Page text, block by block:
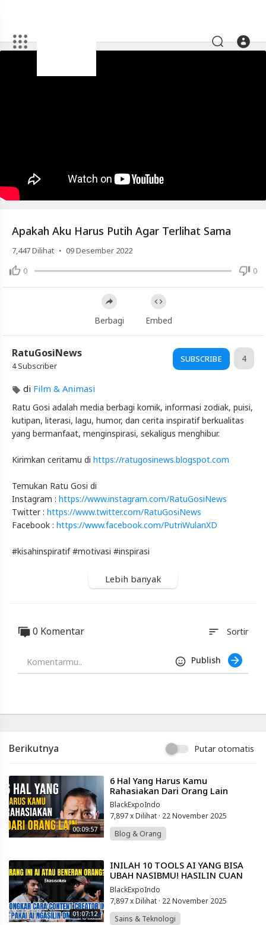
Apakah
Sama
Video
Aku
Harus
Putih
Agar
Terbaru
Blackexpo
lanjut
Apakah
Aku
Harus
Putih
Terlihat
Blackexpo
Platform
Berbagi
Video
Apakah Aku Harus Putih Agar Terlihat Sama
0 0
7,447Dilihat · 09 Desember 2022
Berbagi Embed
RatuGosiNews
4 Subscriber
SUBSCRIBE 4
di Film & Animasi
Ratu Gosi adalah media berbagi komik, informasi zodiak, puisi,
kutipan, literasi, lagu, humor, dan cerita inspiratif berkualitas
yang bermanfaat, menginspirasi, sekaligus menghibur.
Kirimkan ceritamu di https://ratugosinews.blogspot.com
Temukan Ratu Gosi di
Instagram : https://www.instagram.com/RatuGosiNews
Twitter : https://www.twitter.com/RatuGosiNews
Facebook : https://www.facebook.com/PutriWulanXD
#kisahinspiratif​ #motivasi​ #inspirasi
Lebih banyak
0 Komentar sort Sortir
Publish
Berikutnya Putar otomatis
00:09:57
⁣6 Hal Yang Harus Kamu
Rahasiakan Dari Orang Lain
BlackExpoIndo
7,897 x Dilihat · 22 November 2025
Blog & Orang
01:07:12
⁣INILAH 10 TOOLS AI YANG BISA
UBAH NASIBMU! HASILIN CUAN
RATUSAN JUTA TANPA HARUS GAJI
KARYAWAN!🤑
BlackExpoIndo
7,897 x Dilihat · 22 November 2025
Sains & Teknologi